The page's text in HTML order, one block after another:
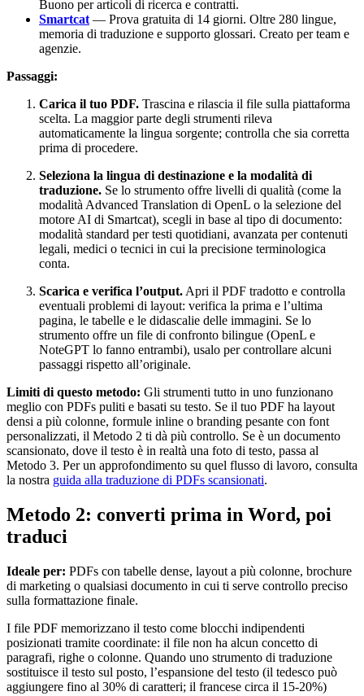
Buono per articoli di ricerca e contratti.
Smartcat — Prova gratuita di 14 giorni. Oltre 280 lingue,
memoria di traduzione e supporto glossari. Creato per team e
agenzie.
Passaggi:
Carica il tuo PDF. Trascina e rilascia il file sulla piattaforma
scelta. La maggior parte degli strumenti rileva
automaticamente la lingua sorgente; controlla che sia corretta
prima di procedere.
Seleziona la lingua di destinazione e la modalità di
traduzione. Se lo strumento offre livelli di qualità (come la
modalità Advanced Translation di OpenL o la selezione del
motore AI di Smartcat), scegli in base al tipo di documento:
modalità standard per testi quotidiani, avanzata per contenuti
legali, medici o tecnici in cui la precisione terminologica
conta.
Scarica e verifica l’output. Apri il PDF tradotto e controlla
eventuali problemi di layout: verifica la prima e l’ultima
pagina, le tabelle e le didascalie delle immagini. Se lo
strumento offre un file di confronto bilingue (OpenL e
NoteGPT lo fanno entrambi), usalo per controllare alcuni
passaggi rispetto all’originale.
Limiti di questo metodo: Gli strumenti tutto in uno funzionano
meglio con PDFs puliti e basati su testo. Se il tuo PDF ha layout
densi a più colonne, formule inline o branding pesante con font
personalizzati, il Metodo 2 ti dà più controllo. Se è un documento
scansionato, dove il testo è in realtà una foto di testo, passa al
Metodo 3. Per un approfondimento su quel flusso di lavoro, consulta
la nostra guida alla traduzione di PDFs scansionati.
Metodo 2: converti prima in Word, poi
traduci
Ideale per: PDFs con tabelle dense, layout a più colonne, brochure
di marketing o qualsiasi documento in cui ti serve controllo preciso
sulla formattazione finale.
I file PDF memorizzano il testo come blocchi indipendenti
posizionati tramite coordinate: il file non ha alcun concetto di
paragrafi, righe o colonne. Quando uno strumento di traduzione
sostituisce il testo sul posto, l’espansione del testo (il tedesco può
aggiungere fino al 30% di caratteri; il francese circa il 15-20%)